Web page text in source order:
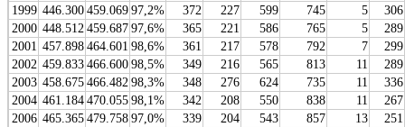
1999 446.300459.06997,2% 372 227 599 745 5
306
2000 448.512 459.68797,6% 365 221 586 765 5
289
2001 457.898464.601 98,6% 361 217 578 792 7
299
2002 459.833466.60098,5% 349 216 565 813 11
289
2003 458.675466.482 98,3% 348 276 624 735 11
336
2004 461.184470.05598,1% 342 208 550 838 11
267
2006 465.365479.75897,0% 339 204 543 857 13
251